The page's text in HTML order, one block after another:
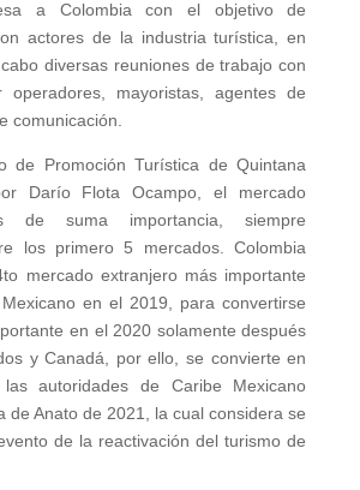
a Colombia con el objetivo de
actores de la industria turística, en
diversas reuniones de trabajo con
operadores, mayoristas, agentes de
comunicación.
de Promoción Turística de Quintana
Darío Flota Ocampo, el mercado
de suma importancia, siempre
los primero 5 mercados. Colombia
mercado extranjero más importante
en el 2019, para convertirse
en el 2020 solamente después
y Canadá, por ello, se convierte en
autoridades de Caribe Mexicano
de Anato de 2021, la cual considera se
de la reactivación del turismo de